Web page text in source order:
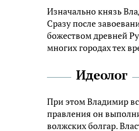
Изначально князь
Сразу после
божеством древней
многих городах тех
Идеолог
При этом Владимир
правления он
волжских болгар.